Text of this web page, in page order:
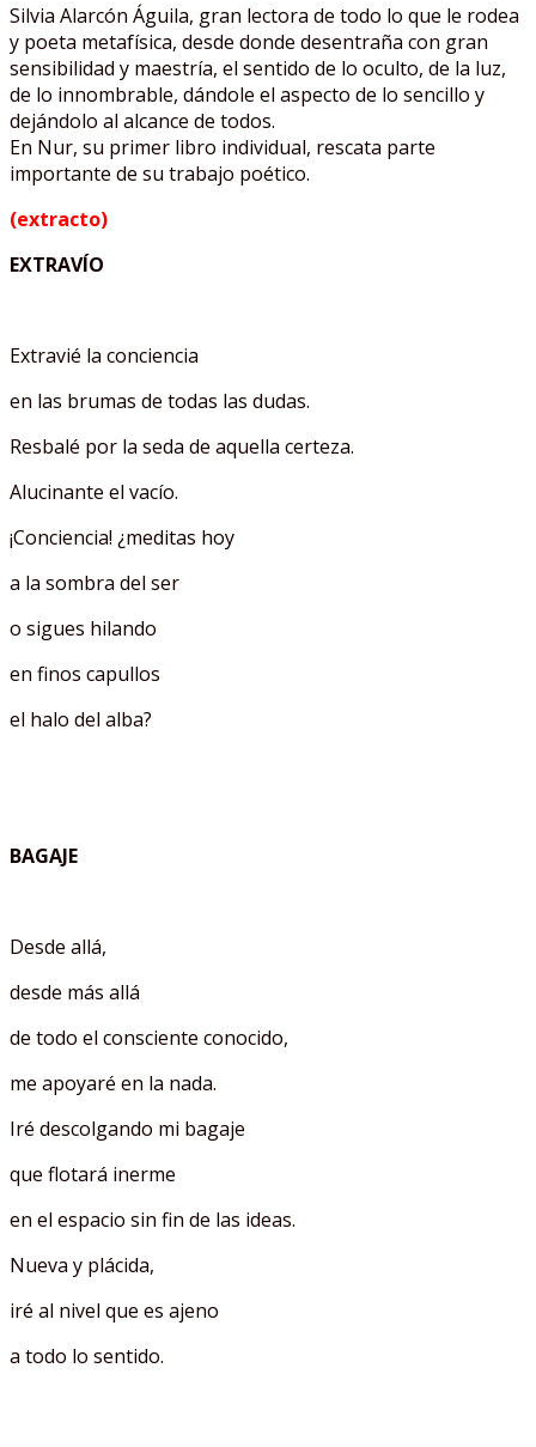
Silvia Alarcón Águila, gran lectora de todo lo que le rodea
y poeta metafísica, desde donde desentraña con gran
sensibilidad y maestría, el sentido de lo oculto, de la luz,
de lo innombrable, dándole el aspecto de lo sencillo y
dejándolo al alcance de todos.
En Nur, su primer libro individual, rescata parte
importante de su trabajo poético.
(extracto)
EXTRAVÍO
Extravié la conciencia
en las brumas de todas las dudas.
Resbalé por la seda de aquella certeza.
Alucinante el vacío.
¡Conciencia! ¿meditas hoy
a la sombra del ser
o sigues hilando
en finos capullos
el halo del alba?
BAGAJE
Desde allá,
desde más allá
de todo el consciente conocido,
me apoyaré en la nada.
Iré descolgando mi bagaje
que flotará inerme
en el espacio sin fin de las ideas.
Nueva y plácida,
iré al nivel que es ajeno
a todo lo sentido.